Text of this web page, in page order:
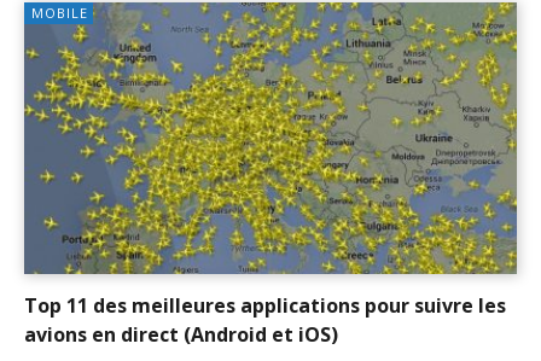
MOBILE
Top 11 des meilleures applications pour suivre les
avions en direct (Android et iOS)